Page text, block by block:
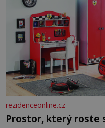
rezidenceonline.cz
Prostor, který roste